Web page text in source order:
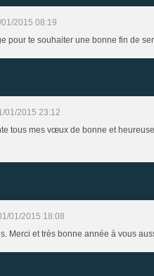
2015 08:19
pour te souhaiter une bonne fin de
01/2015 23:12
tous mes vœux de bonne et
01/2015 18:08
Merci et très bonne année à vous